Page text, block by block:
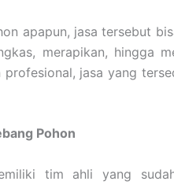
apapun, jasa tersebut
merapikan, hingga
profesional, jasa yang
Pohon
tim ahli yang